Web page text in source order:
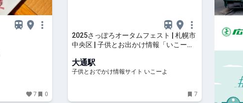
7 0
2025さっぽろオータムフェスト | 札幌市
中央区 | 子供とお出かけ情報「いこー
大通駅
子供とおでかけ情報サイト いこーよ
7